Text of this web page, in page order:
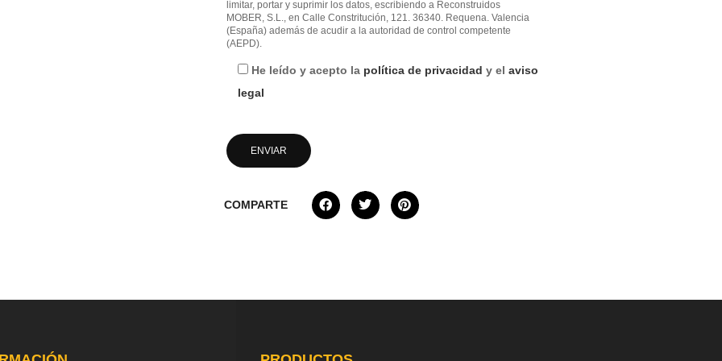
limitar, portar y suprimir los datos, escribiendo a Reconstruidos
MOBER, S.L., en Calle Constritución, 121. 36340. Requena. Valencia
(España) además de acudir a la autoridad de control competente
(AEPD).
He leído y acepto la política de privacidad y el aviso
legal
COMPARTE